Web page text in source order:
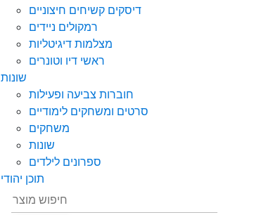
דיסקים קשיחים חיצוניים
רמקולים ניידים
מצלמות דיגיטליות
ראשי דיו וטונרים
שונות
חוברות צביעה ופעילות
סרטים ומשחקים לימודיים
משחקים
שונות
ספרונים לילדים
תוכן יהודי